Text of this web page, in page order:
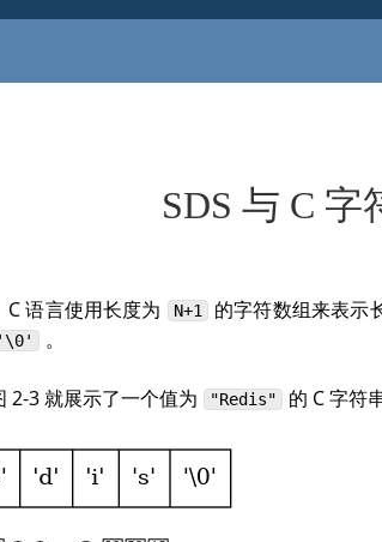
SDS 与 C 字
C 语言使用长度为 N+1 的字符数组来表示
'\0' 。
2-3 就展示了一个值为 "Redis" 的 C 字符